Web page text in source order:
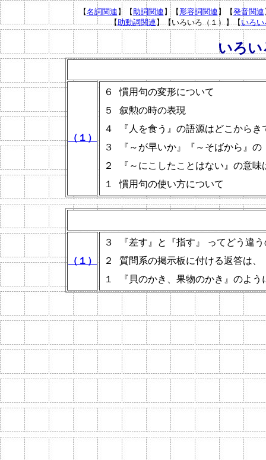
【名詞関連 】 【助詞関連 】 【形容詞関連 】【発音関連
【助動詞関連】【いろいろ（１）】【いろい
いろ
（１）
６
慣用句の変形について
５
叙勲の時の表現
４
『人を食う』の語源はどこから
３
『～が早いか』『～そばから』
２
『～にこしたことはない』の意味
１
慣用句の使
（１）
３
『差す』と『指す』 ってどう違
２
質問系の掲示板に付ける返答は
１
『貝のかき、果物のかき』のよ